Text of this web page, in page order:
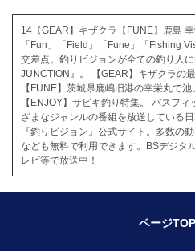
14【GEAR】キザクラ【FUNE】鹿島
「Fun」「Field」「Fune」「Fishing
交差点。釣りビジョンが全ての釣り人
JUNCTION』。 【GEAR】キザクラの
【FUNE】茨城県鹿嶋旧港の幸栄丸で
【ENJOY】サビキ釣り特集。 バスフ
ざまなジャンルの番組を放送している
『釣りビジョン』公式サイト。多数の
なども無料で利用できます。BSデジタ
レビ等で放送中！
ページ